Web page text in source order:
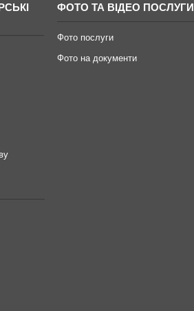
ФОТО ТА ВІДЕО ПОСЛУГИ
Фото послуги
Фото на документи